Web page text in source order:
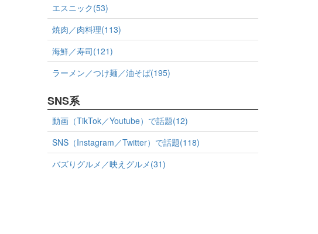
エスニック(53)
焼肉／肉料理(113)
海鮮／寿司(121)
ラーメン／つけ麺／油そば(195)
SNS系
動画（TikTok／Youtube）で話題(12)
SNS（Instagram／Twitter）で話題(118)
バズりグルメ／映えグルメ(31)